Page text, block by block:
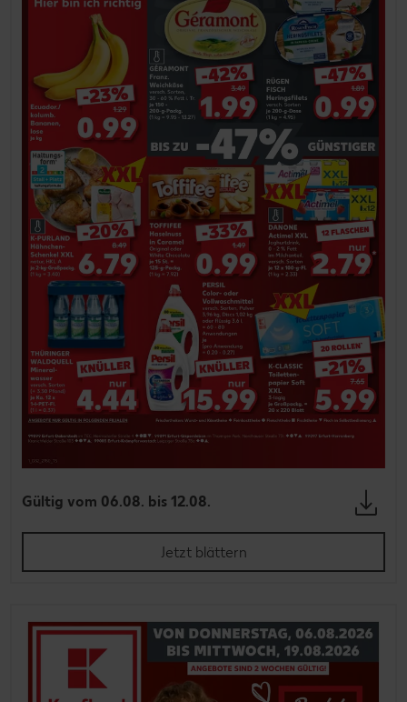
Gültig vom 06.08. bis 12.08.
Jetzt blättern